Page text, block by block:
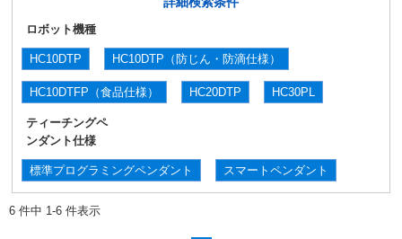
ロボット機種
HC10DTP HC10DTP（防じん・防滴仕様）
HC10DTFP（食品仕様） HC20DTP HC30PL
ティーチングペ
ンダント仕様
標準プログラミングペンダント スマートペンダント
6 件中 1-6 件表示